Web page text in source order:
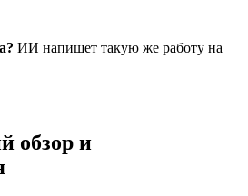
ИИ напишет такую же работу на
обзор и